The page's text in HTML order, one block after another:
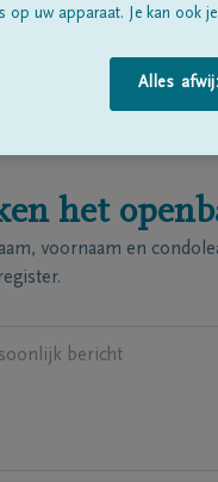
het
voornaam en
op uw apparaat. Je kan ook
Alles